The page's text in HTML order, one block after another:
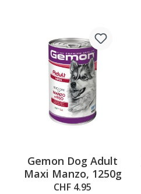
Gemon Dog Adult
Maxi Manzo, 1250g
CHF 4.95